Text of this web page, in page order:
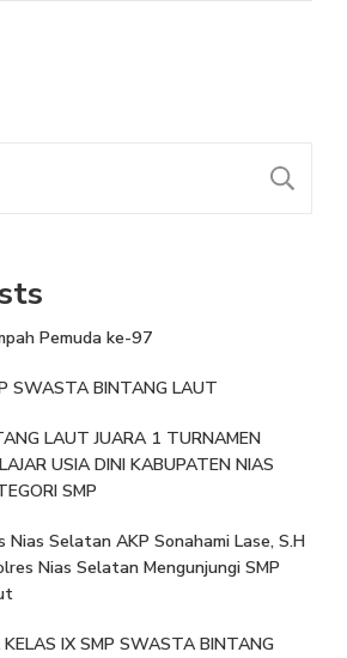
Pemuda ke-97
SWASTA BINTANG LAUT
LAUT JUARA 1 TURNAMEN
USIA DINI KABUPATEN NIAS
SMP
Nias Selatan AKP Sonahami Lase, S.H
Nias Selatan Mengunjungi SMP
IX SMP SWASTA BINTANG